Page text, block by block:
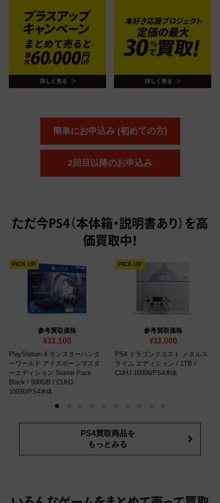
簡単にお申込み (初めての方)
2回目以降のお申込み
ただ今PS4（本体箱・説明書あり）を高
価買取中！
参考買取価格
¥11,100
PICK UP
PlayStation 4 モンスターハンタ
ーワールド アイスボーンマスタ
ーエディション Starter Pack
Black / 500GB / CUHJ-
10030/PS4本体
参考買取価格
¥11,000
PICK UP
PS4 ドラゴンクエスト メタルス
ライム エディション / 1TB /
CUHJ-10006/PS4本体
PS4買取商品を
もっとみる